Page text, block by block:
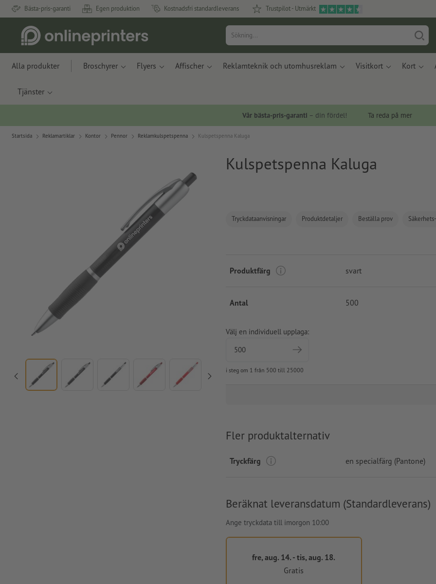
Bästa-pris-garanti Egen produktion Kostnadsfri standardleverans Trustpilot - Utmärkt
Alla produkter Broschyrer Flyers Affischer Reklamteknik och utomhusreklam Visitkort Kort
Tjänster
Vår bästa-pris-garanti – din fördel! Ta reda på mer
Startsida Reklamartiklar Kontor Pennor Reklamkulspetspenna Kulspetspenna Kaluga
Kulspetspenna Kaluga
Tryckdataanvisningar Produktdetaljer Beställa prov
Produktfärg svart
Antal 500
Välj en individuell upplaga:
i steg om 1 från 500 till 25000
Fler produktalternativ
Tryckfärg en specialfärg (Pantone)
Beräknat leveransdatum (Standardleverans)
Ange tryckdata till imorgon 10:00
fre, aug. 14. - tis, aug. 18.
Gratis